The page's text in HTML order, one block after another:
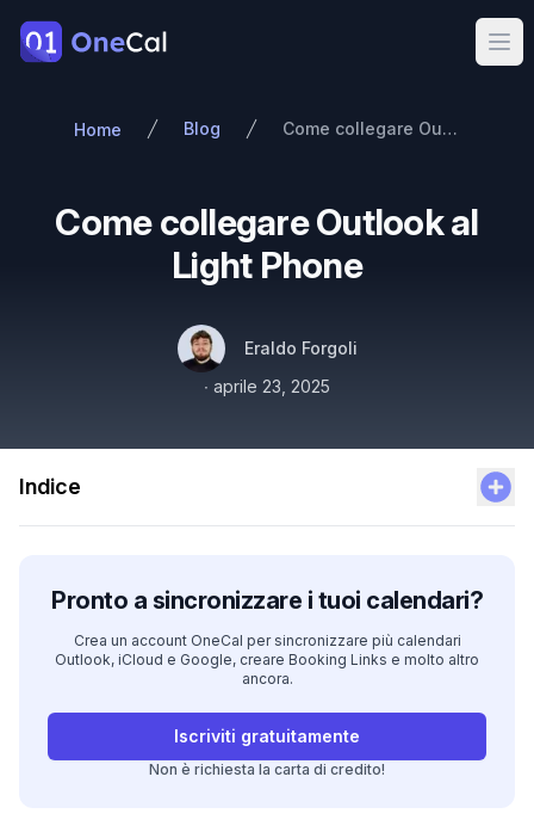
OneCal
Home Blog Come collegare Outlook al Light Phone
Come collegare Outlook al
Light Phone
Autori
Nome
Twitter
Eraldo Forgoli
Pubblicato il
∙ aprile 23, 2025
Indice
Pronto a sincronizzare i tuoi calendari?
Crea un account OneCal per sincronizzare più calendari
Outlook, iCloud e Google, creare Booking Links e molto altro
ancora.
Iscriviti gratuitamente
Non è richiesta la carta di credito!